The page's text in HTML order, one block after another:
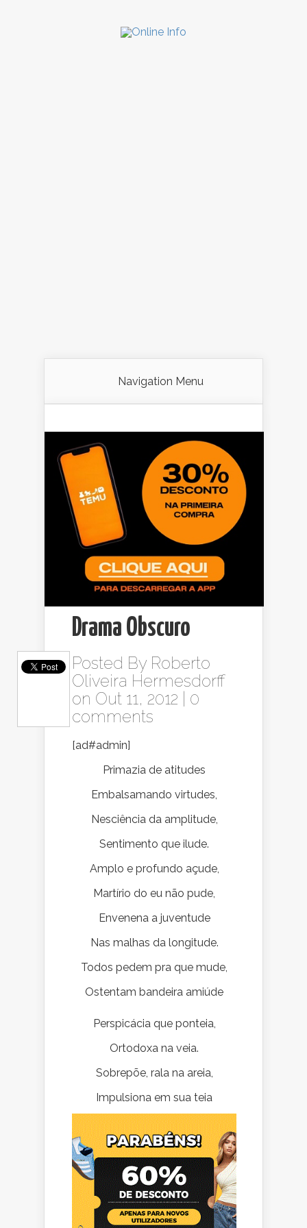
Navigation Menu
Drama Obscuro
Posted By Roberto
Oliveira Hermesdorff
on Out 11, 2012 | 0
comments
[ad#admin]
Primazia de atitudes
Embalsamando virtudes,
Nesciência da amplitude,
Sentimento que ilude.
Amplo e profundo açude,
Martírio do eu não pude,
Envenena a juventude
Nas malhas da longitude.
Todos pedem pra que mude,
Ostentam bandeira amiúde
Perspicácia que ponteia,
Ortodoxa na veia.
Sobrepõe, rala na areia,
Impulsiona em sua teia